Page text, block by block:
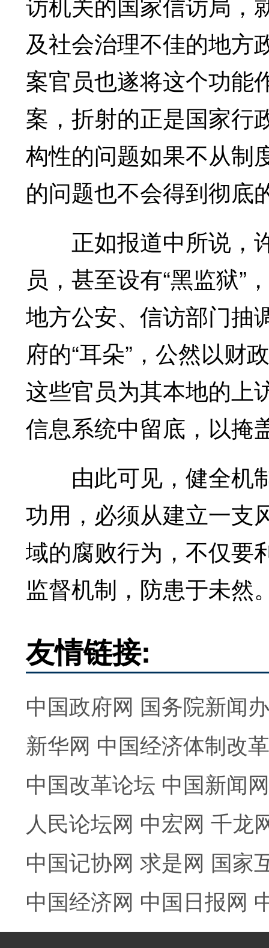
及社会治理不佳的地方
案官员也遂将这个功能
案，折射的正是国家行
构性的问题如果不从制
的问题也不会得到彻底
正如报道中所说，
员，甚至设有“黑监狱”
地方公安、信访部门抽
府的“耳朵”，公然以财
这些官员为其本地的上
信息系统中留底，以掩
由此可见，健全机
功用，必须从建立一支
域的腐败行为，不仅要
监督机制，防患于未然
友情链接:
中国政府网 国务院新闻
新华网 中国经济体制改
中国改革论坛 中国新闻网
人民论坛网 中宏网 千龙
中国记协网 求是网 国家
中国经济网 中国日报网